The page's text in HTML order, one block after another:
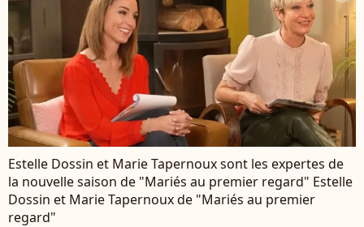
Estelle Dossin et Marie Tapernoux sont les expertes de
la nouvelle saison de "Mariés au premier regard" Estelle
Dossin et Marie Tapernoux de "Mariés au premier
regard"